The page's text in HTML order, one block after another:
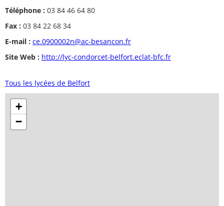
Téléphone : 03 84 46 64 80
Fax : 03 84 22 68 34
E-mail : ce.0900002n@ac-besancon.fr
Site Web : http://lyc-condorcet-belfort.eclat-bfc.fr
Tous les lycées de Belfort
+
−